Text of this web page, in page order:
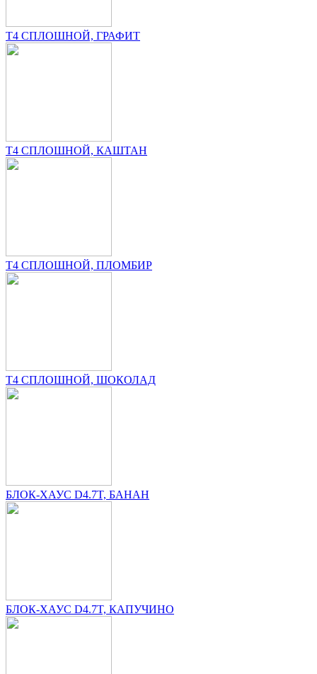
T4 СПЛОШНОЙ, ГРАФИТ
T4 СПЛОШНОЙ, КАШТАН
T4 СПЛОШНОЙ, ПЛОМБИР
T4 СПЛОШНОЙ, ШОКОЛАД
БЛОК-ХАУС D4.7T, БАНАН
БЛОК-ХАУС D4.7T, КАПУЧИНО